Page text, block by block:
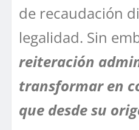
de recaudación
legalidad. Sin
reiteración
transformar en
que desde su